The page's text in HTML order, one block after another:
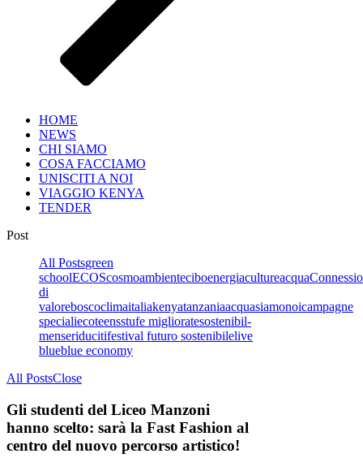
HOME
NEWS
CHI SIAMO
COSA FACCIAMO
UNISCITI A NOI
VIAGGIO KENYA
TENDER
Post
All Postsgreen
schoolECOScosmoambienteciboenergiacultureacqua
di
valoreboscoclimaitaliakenyatanzaniaacquasiamonoicampagne
specialiecoteensstufe miglioratesostenibil-
menseriducitifestival futuro sostenibilelive
blueblue economy
All PostsClose
Gli studenti del Liceo Manzoni
hanno scelto: sarà la Fast Fashion al
centro del nuovo percorso artistico!